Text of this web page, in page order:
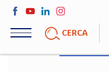
Salta
contenuto
CERCA